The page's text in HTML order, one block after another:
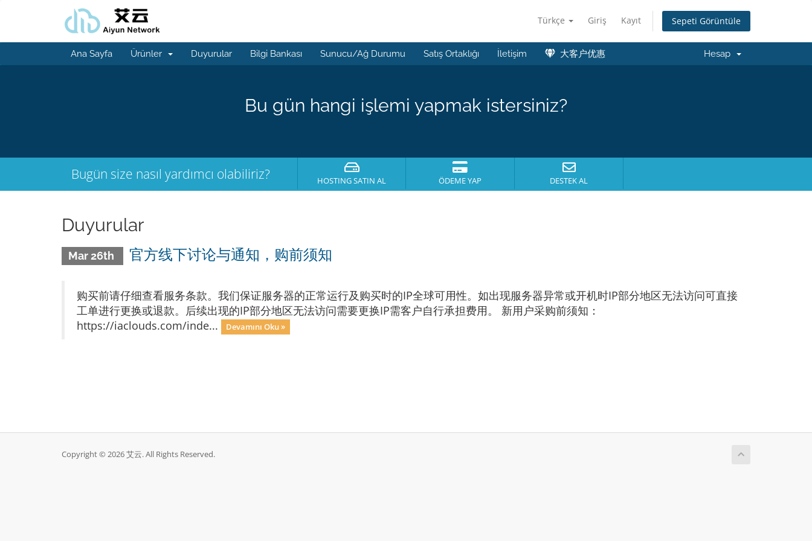
Türkçe Giriş Kayıt Sepeti Görüntüle
Ana Sayfa Ürünler Duyurular Bilgi Bankası Sunucu/Ağ Durumu Satış Ortaklığı İletişim 大客户优惠 Hesap
Bu gün hangi işlemi yapmak istersiniz?
Bugün size nasıl yardımcı olabiliriz? HOSTING SATIN AL ÖDEME YAP DESTEK AL
Duyurular
Mar 26th 官方线下讨论与通知，购前须知
购买前请仔细查看服务条款。我们保证服务器的正常运行及购买时的IP全球可用性。如出现服务器异常或开机时IP部分地区无法访问可直接
工单进行更换或退款。后续出现的IP部分地区无法访问需要更换IP需客户自行承担费用。 新用户采购前须知：
https://iaclouds.com/inde...
Devamını Oku »
Copyright © 2026 艾云. All Rights Reserved.